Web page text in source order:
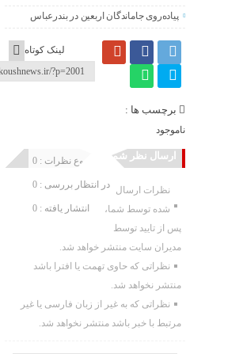
پیاده‌روی جاماندگان اربعین در بندرعباس
لینک کوتاه
برچسب ها :
ناموجود
ارسال نظر شما مجموع نظرات : 0
در انتظار بررسی : 0
انتشار یافته : 0
نظرات ارسال
شده توسط شما،
پس از تایید توسط
مدیران سایت منتشر خواهد شد.
نظراتی که حاوی تهمت یا افترا باشد
منتشر نخواهد شد.
نظراتی که به غیر از زبان فارسی یا غیر
مرتبط با خبر باشد منتشر نخواهد شد.